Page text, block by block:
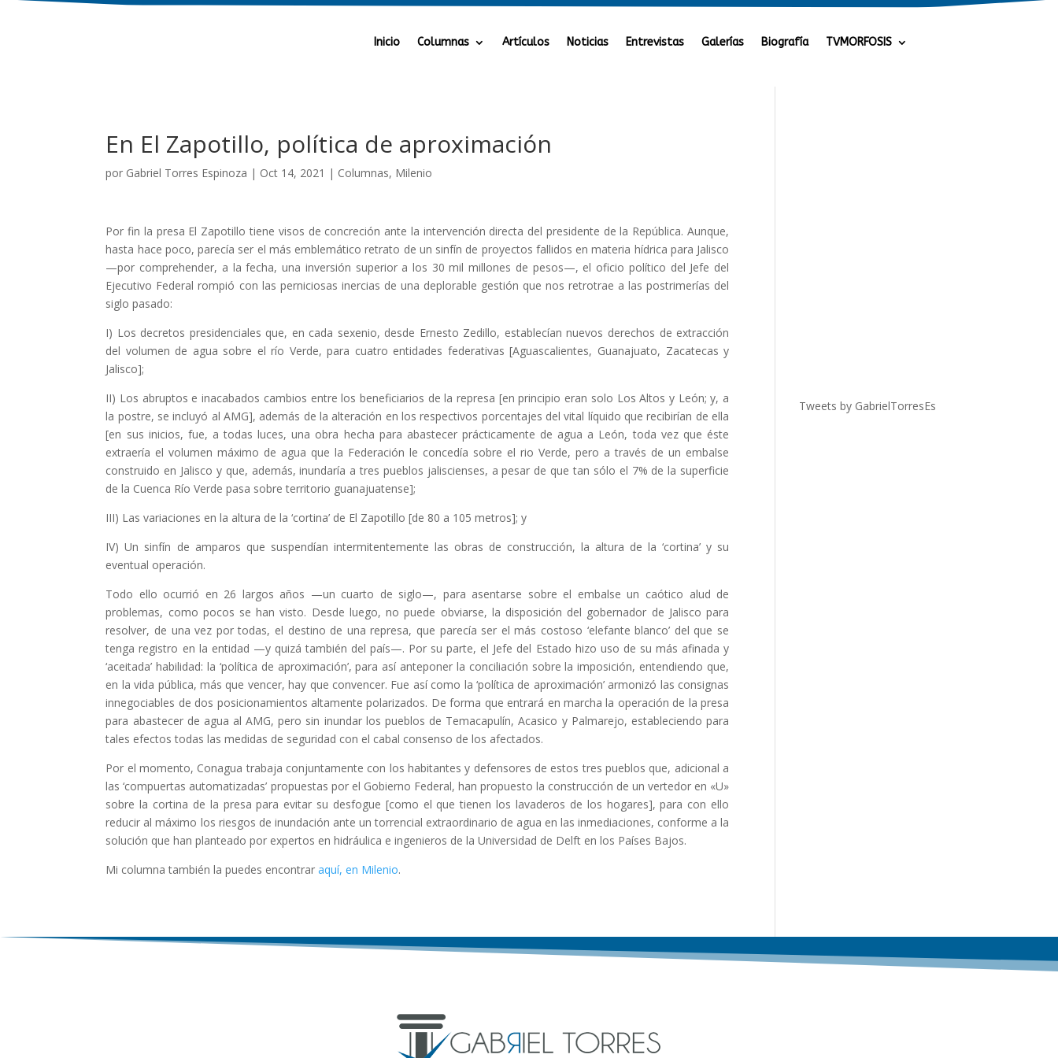
Inicio Columnas Artículos Noticias Entrevistas Galerías Biografía TVMORFOSIS
En El Zapotillo, política de aproximación
por Gabriel Torres Espinoza | Oct 14, 2021 | Columnas, Milenio
Por fin la presa El Zapotillo tiene visos de concreción ante la intervención directa del presidente de la República. Aunque,
hasta hace poco, parecía ser el más emblemático retrato de un sinfín de proyectos fallidos en materia hídrica para Jalisco
—por comprehender, a la fecha, una inversión superior a los 30 mil millones de pesos—, el oficio político del Jefe del
Ejecutivo Federal rompió con las perniciosas inercias de una deplorable gestión que nos retrotrae a las postrimerías del
siglo pasado:
I) Los decretos presidenciales que, en cada sexenio, desde Ernesto Zedillo, establecían nuevos derechos de extracción
del volumen de agua sobre el río Verde, para cuatro entidades federativas [Aguascalientes, Guanajuato, Zacatecas y
Jalisco];
II) Los abruptos e inacabados cambios entre los beneficiarios de la represa [en principio eran solo Los Altos y León; y, a
la postre, se incluyó al AMG], además de la alteración en los respectivos porcentajes del vital líquido que recibirían de ella
[en sus inicios, fue, a todas luces, una obra hecha para abastecer prácticamente de agua a León, toda vez que éste
extraería el volumen máximo de agua que la Federación le concedía sobre el rio Verde, pero a través de un embalse
construido en Jalisco y que, además, inundaría a tres pueblos jaliscienses, a pesar de que tan sólo el 7% de la superficie
de la Cuenca Río Verde pasa sobre territorio guanajuatense];
III) Las variaciones en la altura de la ‘cortina’ de El Zapotillo [de 80 a 105 metros]; y
IV) Un sinfín de amparos que suspendían intermitentemente las obras de construcción, la altura de la ‘cortina’ y su
eventual operación.
Todo ello ocurrió en 26 largos años —un cuarto de siglo—, para asentarse sobre el embalse un caótico alud de
problemas, como pocos se han visto. Desde luego, no puede obviarse, la disposición del gobernador de Jalisco para
resolver, de una vez por todas, el destino de una represa, que parecía ser el más costoso ‘elefante blanco’ del que se
tenga registro en la entidad —y quizá también del país—. Por su parte, el Jefe del Estado hizo uso de su más afinada y
‘aceitada’ habilidad: la ‘política de aproximación’, para así anteponer la conciliación sobre la imposición, entendiendo que,
en la vida pública, más que vencer, hay que convencer. Fue así como la ‘política de aproximación’ armonizó las consignas
innegociables de dos posicionamientos altamente polarizados. De forma que entrará en marcha la operación de la presa
para abastecer de agua al AMG, pero sin inundar los pueblos de Temacapulín, Acasico y Palmarejo, estableciendo para
tales efectos todas las medidas de seguridad con el cabal consenso de los afectados.
Por el momento, Conagua trabaja conjuntamente con los habitantes y defensores de estos tres pueblos que, adicional a
las ‘compuertas automatizadas’ propuestas por el Gobierno Federal, han propuesto la construcción de un vertedor en «U»
sobre la cortina de la presa para evitar su desfogue [como el que tienen los lavaderos de los hogares], para con ello
reducir al máximo los riesgos de inundación ante un torrencial extraordinario de agua en las inmediaciones, conforme a la
solución que han planteado por expertos en hidráulica e ingenieros de la Universidad de Delft en los Países Bajos.
Mi columna también la puedes encontraraquí, en Milenio.
Tweets by GabrielTorresEs